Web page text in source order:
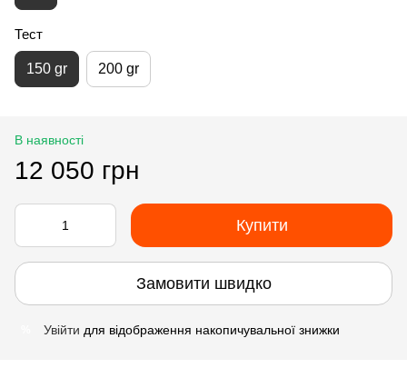
Тест
150 gr 200 gr
В наявності
12 050 грн
Купити
Замовити швидко
Увійти для відображення накопичувальної знижки